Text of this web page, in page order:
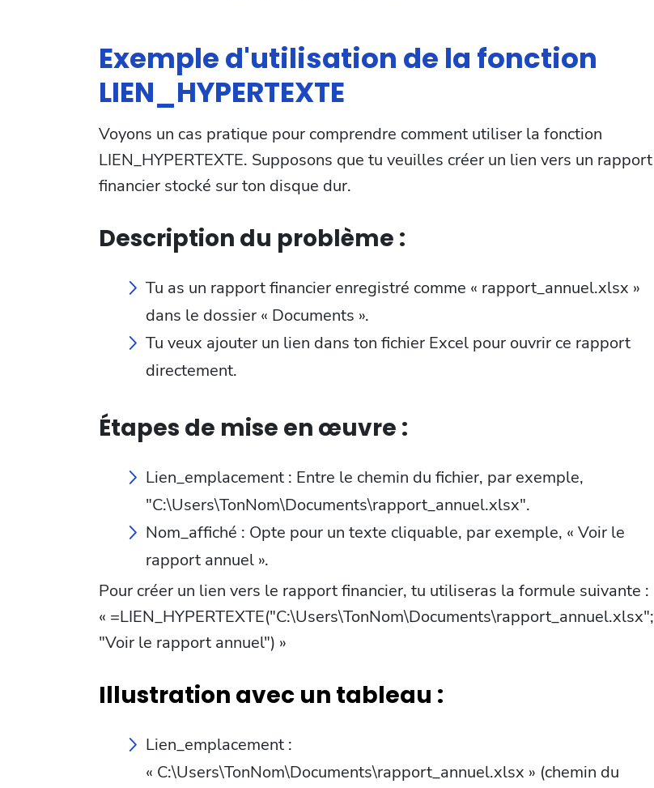
Exemple d'utilisation de la fonction
LIEN_HYPERTEXTE
Voyons un cas pratique pour comprendre comment utiliser la fonction
LIEN_HYPERTEXTE. Supposons que tu veuilles créer un lien vers un rapport
financier stocké sur ton disque dur.
Description du problème :
Tu as un rapport financier enregistré comme « rapport_annuel.xlsx »
dans le dossier « Documents ».
Tu veux ajouter un lien dans ton fichier Excel pour ouvrir ce rapport
directement.
Étapes de mise en œuvre :
Lien_emplacement : Entre le chemin du fichier, par exemple,
"C:\Users\TonNom\Documents\rapport_annuel.xlsx".
Nom_affiché : Opte pour un texte cliquable, par exemple, « Voir le
rapport annuel ».
Pour créer un lien vers le rapport financier, tu utiliseras la formule suivante :
« =LIEN_HYPERTEXTE("C:\Users\TonNom\Documents\rapport_annuel.xlsx";
"Voir le rapport annuel") »
Illustration avec un tableau :
Lien_emplacement :
« C:\Users\TonNom\Documents\rapport_annuel.xlsx » (chemin du